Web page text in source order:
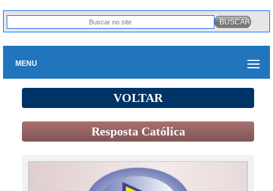
MENU
VOLTAR
Resposta Católica